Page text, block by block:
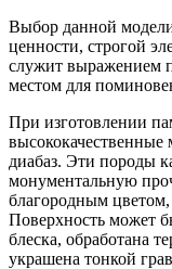
Выбор данной
ценности, строгой
служит выражением
местом для
При изготовлении
высококачественные
диабаз. Эти породы
монументальную
благородным цветом,
Поверхность может
блеска, обработана
украшена тонкой